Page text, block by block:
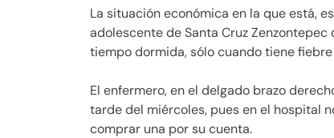
La situación económica en la que está,
adolescente de Santa Cruz
tiempo dormida, sólo cuando tiene
El enfermero, en el delgado brazo
tarde del miércoles, pues en el hospital
comprar una por su cuenta.